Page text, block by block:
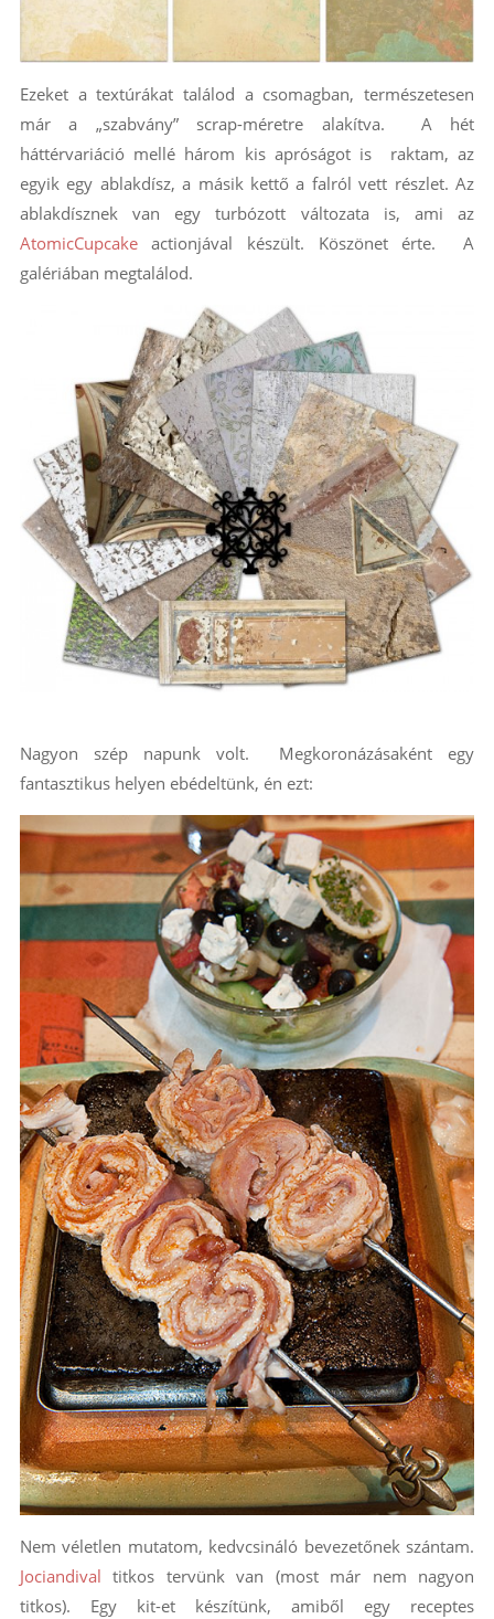
Ezeket a textúrákat találod a csomagban, természetesen
már a „szabvány” scrap-méretre alakítva. A hét
háttérvariáció mellé három kis apróságot is raktam, az
egyik egy ablakdísz, a másik kettő a falról vett részlet. Az
ablakdísznek van egy turbózott változata is, ami az
AtomicCupcakeactionjával készült. Köszönet érte. A
galériában megtalálod.
Nagyon szép napunk volt. Megkoronázásaként egy
fantasztikus helyen ebédeltünk, én ezt:
Nem véletlen mutatom, kedvcsináló bevezetőnek szántam.
Jociandival titkos tervünk van (most már nem nagyon
titkos). Egy kit-et készítünk, amiből egy receptes